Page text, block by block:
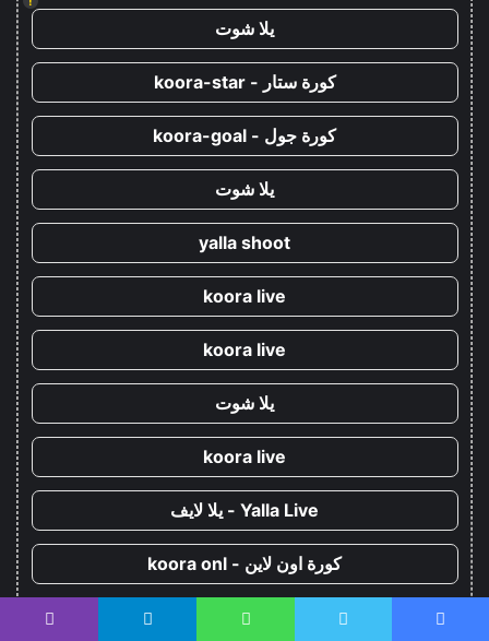
يلا شوت
كورة ستار - koora-star
كورة جول - koora-goal
يلا شوت
yalla shoot
koora live
koora live
يلا شوت
koora live
Yalla Live - يلا لايف
كورة اون لاين - koora onl
يلا كورة - yallakora